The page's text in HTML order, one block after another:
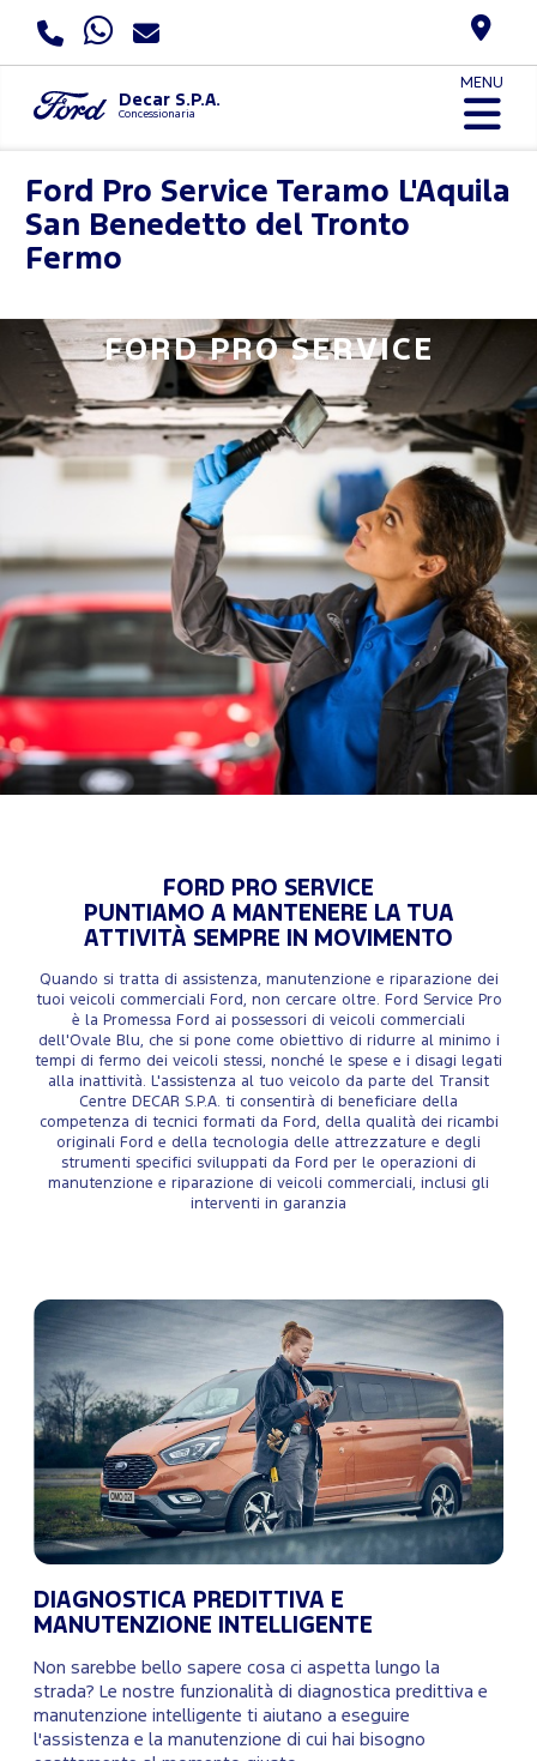
Decar S.P.A.
Concessionaria
MENU
Ford Pro Service Teramo L'Aquila
San Benedetto del Tronto
Fermo
FORD PRO SERVICE
FORD PRO SERVICE
PUNTIAMO A MANTENERE LA TUA
ATTIVITÀ SEMPRE IN MOVIMENTO
Quando si tratta di assistenza, manutenzione e riparazione dei
tuoi veicoli commerciali Ford, non cercare oltre. Ford Service Pro
è la Promessa Ford ai possessori di veicoli commerciali
dell'Ovale Blu, che si pone come obiettivo di ridurre al minimo i
tempi di fermo dei veicoli stessi, nonché le spese e i disagi legati
alla inattività. L'assistenza al tuo veicolo da parte del Transit
Centre DECAR S.P.A. ti consentirà di beneficiare della
competenza di tecnici formati da Ford, della qualità dei ricambi
originali Ford e della tecnologia delle attrezzature e degli
strumenti specifici sviluppati da Ford per le operazioni di
manutenzione e riparazione di veicoli commerciali, inclusi gli
interventi in garanzia
DIAGNOSTICA PREDITTIVA E
MANUTENZIONE INTELLIGENTE
Non sarebbe bello sapere cosa ci aspetta lungo la
strada? Le nostre funzionalità di diagnostica predittiva e
manutenzione intelligente ti aiutano a eseguire
l'assistenza e la manutenzione di cui hai bisogno